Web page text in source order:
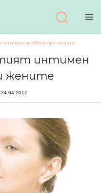
интимен проблем при жените
интимен
жените
24.04.2017